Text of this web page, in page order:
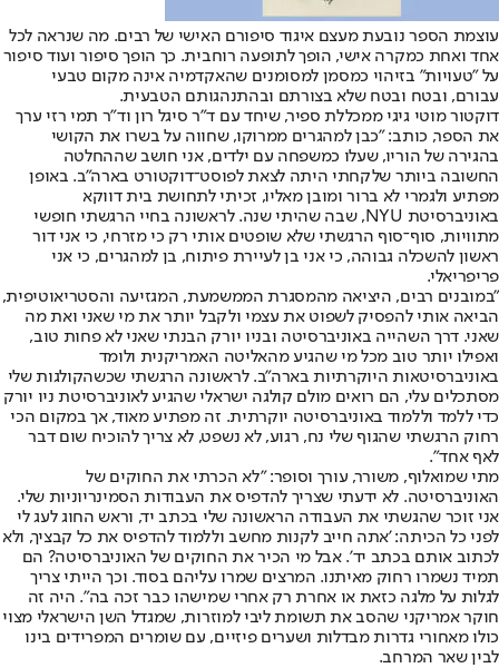
עוצמת הספר נובעת מעצם איגוד סיפורם האישי של רבים. מה שנראה לכל
אחד ואחת כמקרה אישי, הופך לתופעה רוחבית. כך הופך סיפור ועוד סיפור
על "טעויות" בזיהוי כמסמן למסומנים שהאקדמיה אינה מקום טבעי
עבורם, ובטח ובטח שלא בצורתם ובהתנהגותם הטבעית.
דוקטור מוטי גיגי ממכללת ספיר, שיחד עם ד"ר סיגל רון וד"ר תמי רזי ערך
את הספר, כותב: "כבן למהגרים ממרוקו, שחווה על בשרו את הקושי
בהגירה של הוריו, שעלו כמשפחה עם ילדים, אני חושב שההחלטה
החשובה ביותר שלקחתי היתה לצאת לפוסט־דוקטורט בארה"ב. באופן
מפתיע ולגמרי לא ברור ומובן מאליו, זכיתי לתחושת בית דווקא
באוניברסיטת NYU, שבה שהיתי שנה. לראשונה בחיי הרגשתי חופשי
מתוויות, סוף־סוף הרגשתי שלא שופטים אותי רק כי מזרחי, כי אני דור
ראשון להשכלה גבוהה, כי אני בן לעיירת פיתוח, בן למהגרים, כי אני
פריפריאלי.
"במובנים רבים, היציאה מהמסגרת הממשמעת, המגזיעה והסטריאוטיפית,
הביאה אותי להפסיק לשפוט את עצמי ולקבל יותר את מי שאני ואת מה
שאני. דרך השהייה באוניברסיטה ובניו יורק הבנתי שאני לא פחות טוב,
ואפילו יותר טוב מכל מי שהגיע מהאליטה האמריקנית ולומד
באוניברסיטאות היוקרתיות בארה"ב. לראשונה הרגשתי שכשהקולגות שלי
מסתכלים עלי, הם רואים מולם קולגה ישראלי שהגיע לאוניברסיטת ניו יורק
כדי ללמד וללמוד באוניברסיטה יוקרתית. זה מפתיע מאוד, אך במקום הכי
רחוק הרגשתי שהגוף שלי נח, רגוע, לא נשפט, לא צריך להוכיח שום דבר
לאף אחד".
מתי שמואלוף, משורר, עורך וסופר: "לא הכרתי את החוקים של
האוניברסיטה. לא ידעתי שצריך להדפיס את העבודות הסמינריוניות שלי.
אני זוכר שהגשתי את העבודה הראשונה שלי בכתב יד, וראש החוג לעג לי
לפני כל הכיתה: 'אתה חייב לקנות מחשב וללמוד להדפיס את כל קבציך, ולא
לכתוב אותם בכתב יד'. אבל מי הכיר את החוקים של האוניברסיטה? הם
תמיד נשמרו רחוק מאיתנו. המרצים שמרו עליהם בסוד. וכך הייתי צריך
לגלות על מלגה כזאת או אחרת רק אחרי שמישהו כבר זכה בה". היה זה
חוקר אמריקני שהסב את תשומת ליבי למוזרות, שמגדל השן הישראלי מצוי
כולו מאחורי גדרות מבדלות ושערים פיזיים, עם שומרים המפרידים בינו
לבין שאר המרחב.